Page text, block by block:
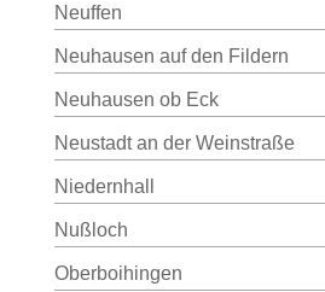
Neuffen
Neuhausen auf den Fildern
Neuhausen ob Eck
Neustadt an der Weinstraße
Niedernhall
Nußloch
Oberboihingen